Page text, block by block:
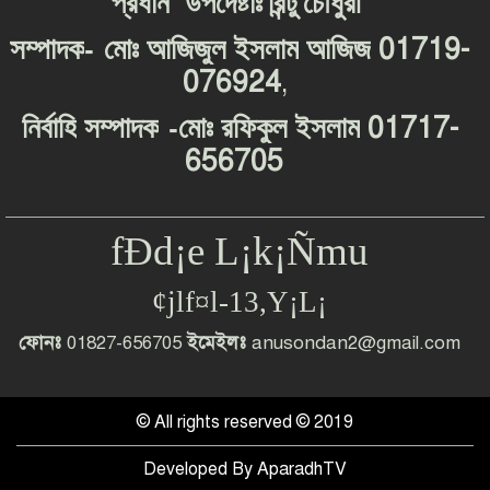
সম্পাদক- মোঃ আজিজুল ইসলাম আজিজ 01719-
076924,
নির্বাহি সম্পাদক-মোঃ রফিকুল ইসলাম 01717-
656705
fÐd¡e L¡k¡Ñmu
¢jlf¤l-13,Y¡L¡
ফোনঃ 01827-656705ইমেইলঃ anusondan2@gmail.com
© All rights reserved © 2019
Developed By AparadhTV